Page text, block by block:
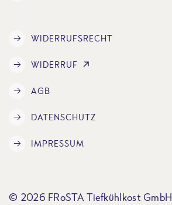
WIDERRUFSRECHT
WIDERRUF
AGB
DATENSCHUTZ
IMPRESSUM
© 2026 FRoSTA Tiefkühlkost GmbH